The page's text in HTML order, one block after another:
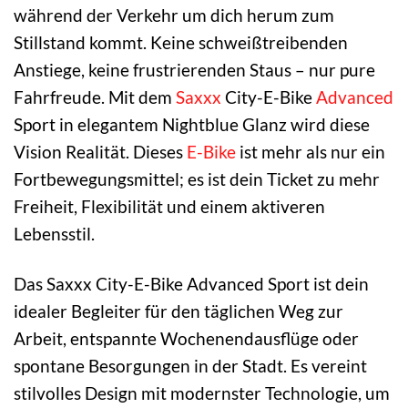
während der Verkehr um dich herum zum
Stillstand kommt. Keine schweißtreibenden
Anstiege, keine frustrierenden Staus – nur pure
Fahrfreude. Mit dem Saxxx City-E-BikeAdvanced
Sport in elegantem Nightblue Glanz wird diese
Vision Realität. Dieses E-Bike ist mehr als nur ein
Fortbewegungsmittel; es ist dein Ticket zu mehr
Freiheit, Flexibilität und einem aktiveren
Lebensstil.
Das Saxxx City-E-Bike Advanced Sport ist dein
idealer Begleiter für den täglichen Weg zur
Arbeit, entspannte Wochenendausflüge oder
spontane Besorgungen in der Stadt. Es vereint
stilvolles Design mit modernster Technologie, um